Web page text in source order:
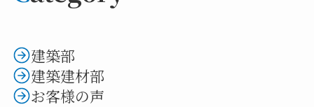
建築部
建築建材部
お客様の声